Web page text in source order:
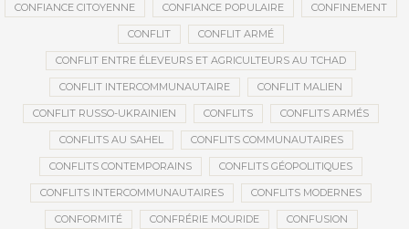
CONFIANCE CITOYENNE CONFIANCE POPULAIRE CONFINEMENT
CONFLIT CONFLIT ARMÉ
CONFLIT ENTRE ÉLEVEURS ET AGRICULTEURS AU TCHAD
CONFLIT INTERCOMMUNAUTAIRE CONFLIT MALIEN
CONFLIT RUSSO-UKRAINIEN CONFLITS CONFLITS ARMÉS
CONFLITS AU SAHEL CONFLITS COMMUNAUTAIRES
CONFLITS CONTEMPORAINS CONFLITS GÉOPOLITIQUES
CONFLITS INTERCOMMUNAUTAIRES CONFLITS MODERNES
CONFORMITÉ CONFRÉRIE MOURIDE CONFUSION